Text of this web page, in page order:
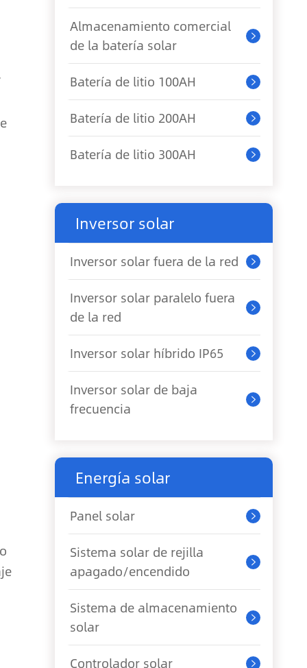
Almacenamiento comercial
de la batería solar

Batería de litio 100AH 
Batería de litio 200AH 
Batería de litio 300AH 
Inversor solar
Inversor solar fuera de la red 
Inversor solar paralelo fuera
de la red

Inversor solar híbrido IP65 
Inversor solar de baja
frecuencia

Energía solar
Panel solar 
Sistema solar de rejilla
apagado/encendido

Sistema de almacenamiento
solar

Controlador solar 